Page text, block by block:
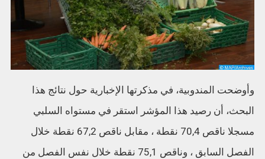
وأوضحت المندوبية، في مذكرتها الإخبارية حول نتائج هذا
البحث، أن رصيد هذا المؤشر استقر في مستواه السلبي
مسجلا ناقص 70,4 نقطة ، مقابل ناقص 67,2 نقطة خلال
الفصل السابق ، وناقص 75,1 نقطة خلال نفس الفصل من